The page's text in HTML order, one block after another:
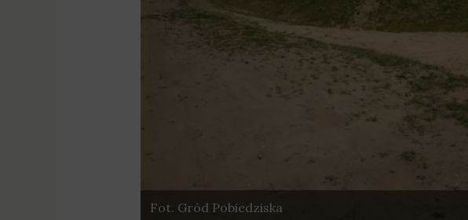
Fot. Gród Pobiedziska